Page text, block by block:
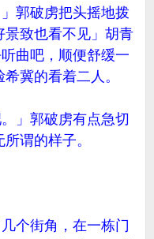
郭破虏把头摇地拨
致也看不见」胡青
曲吧，顺便舒缓一
冀的看着二人。
」郭破虏有点急切
谓的样子。
个街角，在一栋门